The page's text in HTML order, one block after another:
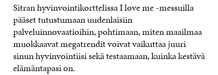
Sitran hyvinvointikorttelissa I love me -messuilla
pääset tutustumaan uudenlaisiin
palveluinnovaatioihin, pohtimaan, miten maailmaa
muokkaavat megatrendit voivat vaikuttaa juuri
sinun hyvinvointiisi sekä testaamaan, kuinka kestävä
elämäntapasi on.